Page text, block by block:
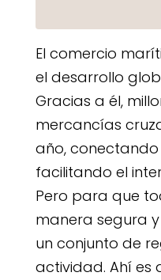
El comercio
el desarrollo
Gracias a él,
mercancías
año,
facilitando el
Pero para que
manera segura
un conjunto de
actividad. Ahí es